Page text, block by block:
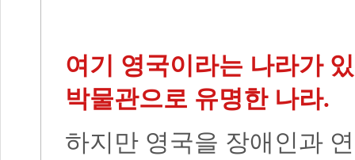
여기 영국이라는 나라가
박물관으로 유명한 나라.
하지만 영국을 장애인과